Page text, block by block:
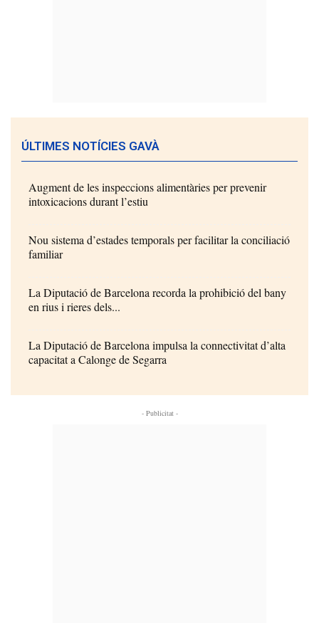
ÚLTIMES NOTÍCIES GAVÀ
Augment de les inspeccions alimentàries per prevenir
intoxicacions durant l’estiu
Nou sistema d’estades temporals per facilitar la conciliació
familiar
La Diputació de Barcelona recorda la prohibició del bany
en rius i rieres dels...
La Diputació de Barcelona impulsa la connectivitat d’alta
capacitat a Calonge de Segarra
- Publicitat -